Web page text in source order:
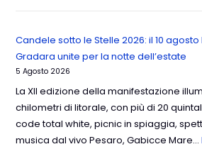
Candele sotto le Stelle 2026: il 10
Gradara unite per la notte dell’estate
5 Agosto 2026
La XII edizione della manifestazione
chilometri di litorale, con più di 20
code total white, picnic in spiaggia,
musica dal vivo Pesaro, Gabicce Mare…